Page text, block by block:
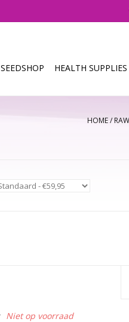
SEEDSHOP HEALTH SUPPLIES
HOME/
Niet op voorraad